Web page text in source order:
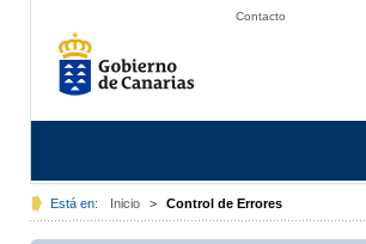
Contacto
Está en: Inicio > Control de Errores